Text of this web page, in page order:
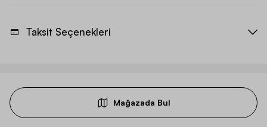
Taksit Seçenekleri
Mağazada Bul